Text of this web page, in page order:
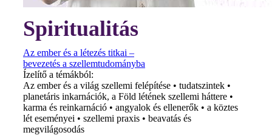
Spiritualitás
Az ember és a létezés titkai –
bevezetés a szellemtudományba
Ízelítő a témákból:
Az ember és a világ szellemi felépítése • tudatszintek •
planetáris inkarnációk, a Föld létének szellemi háttere •
karma és reinkarnáció • angyalok és ellenerők • a köztes
lét eseményei • szellemi praxis • beavatás és
megvilágosodás